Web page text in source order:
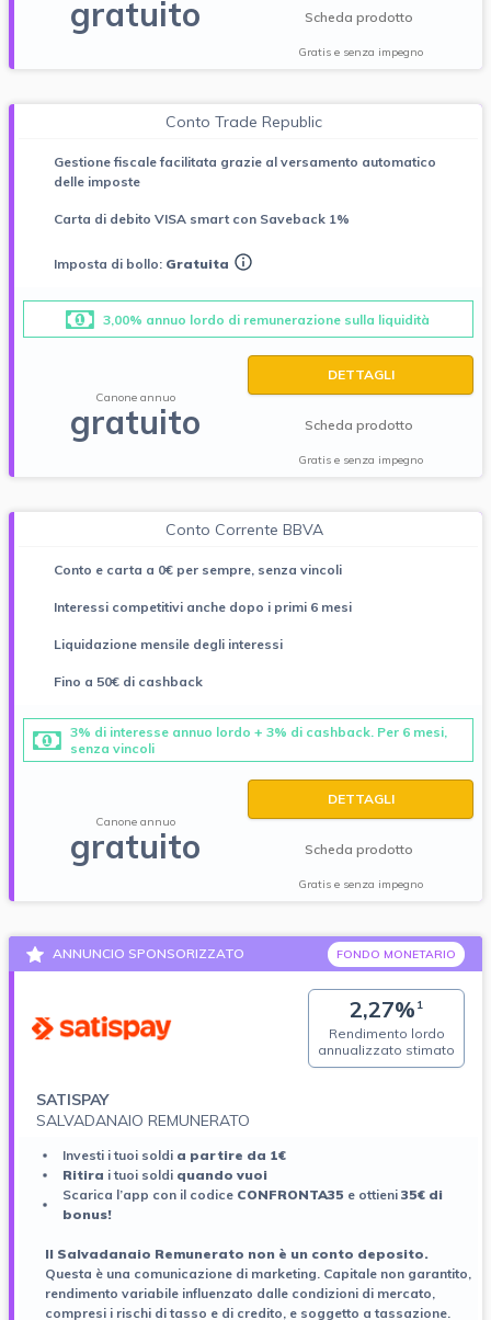
gratuito Scheda prodotto
Gratis e senza impegno
Conto Trade Republic
Gestione fiscale facilitata grazie al versamento automatico
delle imposte
Carta di debito VISA smart con Saveback 1%
Imposta di bollo: Gratuita
3,00% annuo lordo di remunerazione sulla liquidità
Canone annuo
gratuito
DETTAGLI
Scheda prodotto
Gratis e senza impegno
Conto Corrente BBVA
Conto e carta a 0€ per sempre, senza vincoli
Interessi competitivi anche dopo i primi 6 mesi
Liquidazione mensile degli interessi
Fino a 50€ di cashback
3% di interesse annuo lordo + 3% di cashback. Per 6 mesi,
senza vincoli
Canone annuo
gratuito
DETTAGLI
Scheda prodotto
Gratis e senza impegno
ANNUNCIO SPONSORIZZATO FONDO MONETARIO
2,27%1
Rendimento lordo
annualizzato stimato
SATISPAY
SALVADANAIO REMUNERATO
Investi i tuoi soldi a partire da 1€
Ritira i tuoi soldi quando vuoi
Scarica l’app con il codice CONFRONTA35 e ottieni 35€ di
bonus!
ll Salvadanaio Remunerato non è un conto deposito.
Questa è una comunicazione di marketing. Capitale non garantito,
rendimento variabile influenzato dalle condizioni di mercato,
compresi i rischi di tasso e di credito, e soggetto a tassazione.